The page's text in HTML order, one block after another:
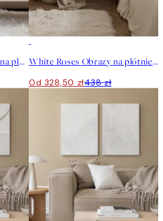
Abstract Texture Obrazy na płótnie Duo White Roses Obrazy na płótnie Duo
Od 328,50 zł438 zł